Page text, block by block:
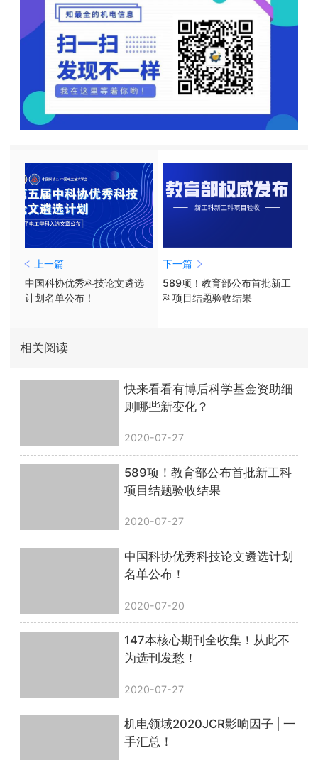
上一篇
中国科协优秀科技论文遴选
计划名单公布！
下一篇
589项！教育部公布首批新工
科项目结题验收结果
相关阅读
快来看看有博后科学基金资助细
则哪些新变化？
2020-07-27
589项！教育部公布首批新工科
项目结题验收结果
2020-07-27
中国科协优秀科技论文遴选计划
名单公布！
2020-07-20
147本核心期刊全收集！从此不
为选刊发愁！
2020-07-27
机电领域2020JCR影响因子 | 一
手汇总！